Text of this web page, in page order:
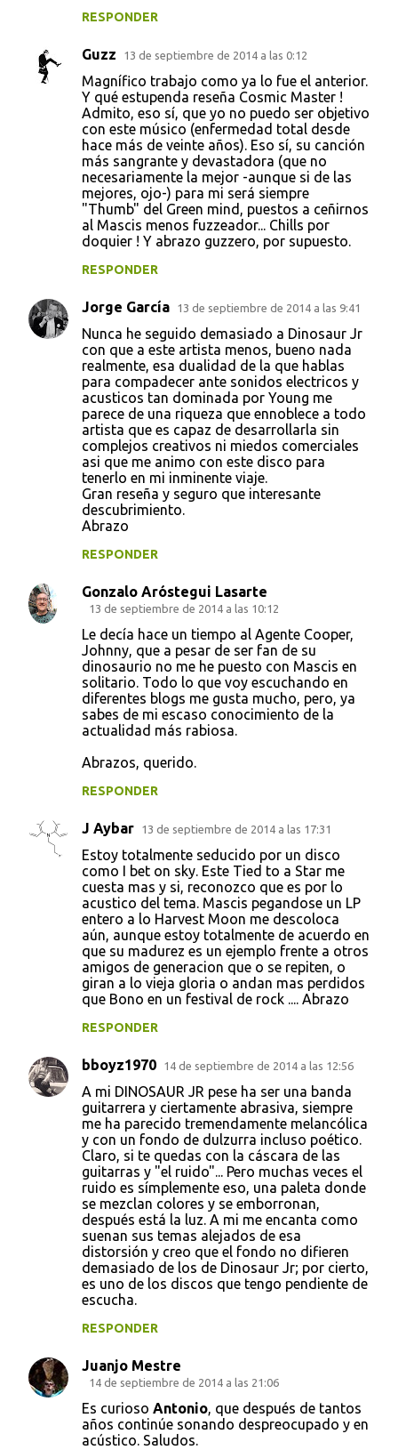
RESPONDER
Guzz 13 de septiembre de 2014 a las 0:12
Magnífico trabajo como ya lo fue el anterior.
Y qué estupenda reseña Cosmic Master !
Admito, eso sí, que yo no puedo ser objetivo
con este músico (enfermedad total desde
hace más de veinte años). Eso sí, su canción
más sangrante y devastadora (que no
necesariamente la mejor -aunque si de las
mejores, ojo-) para mi será siempre
"Thumb" del Green mind, puestos a ceñirnos
al Mascis menos fuzzeador... Chills por
doquier ! Y abrazo guzzero, por supuesto.
RESPONDER
Jorge García 13 de septiembre de 2014 a las 9:41
Nunca he seguido demasiado a Dinosaur Jr
con que a este artista menos, bueno nada
realmente, esa dualidad de la que hablas
para compadecer ante sonidos electricos y
acusticos tan dominada por Young me
parece de una riqueza que ennoblece a todo
artista que es capaz de desarrollarla sin
complejos creativos ni miedos comerciales
asi que me animo con este disco para
tenerlo en mi inminente viaje.
Gran reseña y seguro que interesante
descubrimiento.
Abrazo
RESPONDER
Gonzalo Aróstegui Lasarte
13 de septiembre de 2014 a las 10:12
Le decía hace un tiempo al Agente Cooper,
Johnny, que a pesar de ser fan de su
dinosaurio no me he puesto con Mascis en
solitario. Todo lo que voy escuchando en
diferentes blogs me gusta mucho, pero, ya
sabes de mi escaso conocimiento de la
actualidad más rabiosa.
Abrazos, querido.
RESPONDER
J Aybar 13 de septiembre de 2014 a las 17:31
Estoy totalmente seducido por un disco
como I bet on sky. Este Tied to a Star me
cuesta mas y si, reconozco que es por lo
acustico del tema. Mascis pegandose un LP
entero a lo Harvest Moon me descoloca
aún, aunque estoy totalmente de acuerdo en
que su madurez es un ejemplo frente a otros
amigos de generacion que o se repiten, o
giran a lo vieja gloria o andan mas perdidos
que Bono en un festival de rock .... Abrazo
RESPONDER
bboyz1970 14 de septiembre de 2014 a las 12:56
A mi DINOSAUR JR pese ha ser una banda
guitarrera y ciertamente abrasiva, siempre
me ha parecido tremendamente melancólica
y con un fondo de dulzurra incluso poético.
Claro, si te quedas con la cáscara de las
guitarras y "el ruido"... Pero muchas veces el
ruido es símplemente eso, una paleta donde
se mezclan colores y se emborronan,
después está la luz. A mi me encanta como
suenan sus temas alejados de esa
distorsión y creo que el fondo no difieren
demasiado de los de Dinosaur Jr; por cierto,
es uno de los discos que tengo pendiente de
escucha.
RESPONDER
Juanjo Mestre
14 de septiembre de 2014 a las 21:06
Es curioso Antonio, que después de tantos
años continúe sonando despreocupado y en
acústico. Saludos.